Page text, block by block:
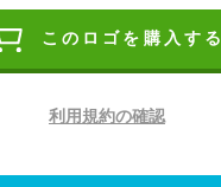
このロゴを購入する
利用規約の確認